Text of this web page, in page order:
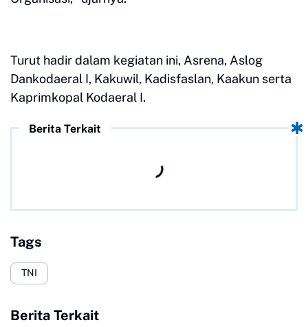
Turut hadir dalam kegiatan ini, Asrena, Aslog
Dankodaeral I, Kakuwil, Kadisfaslan, Kaakun serta
Kaprimkopal Kodaeral I.
Berita Terkait
Tags
TNI
Berita Terkait